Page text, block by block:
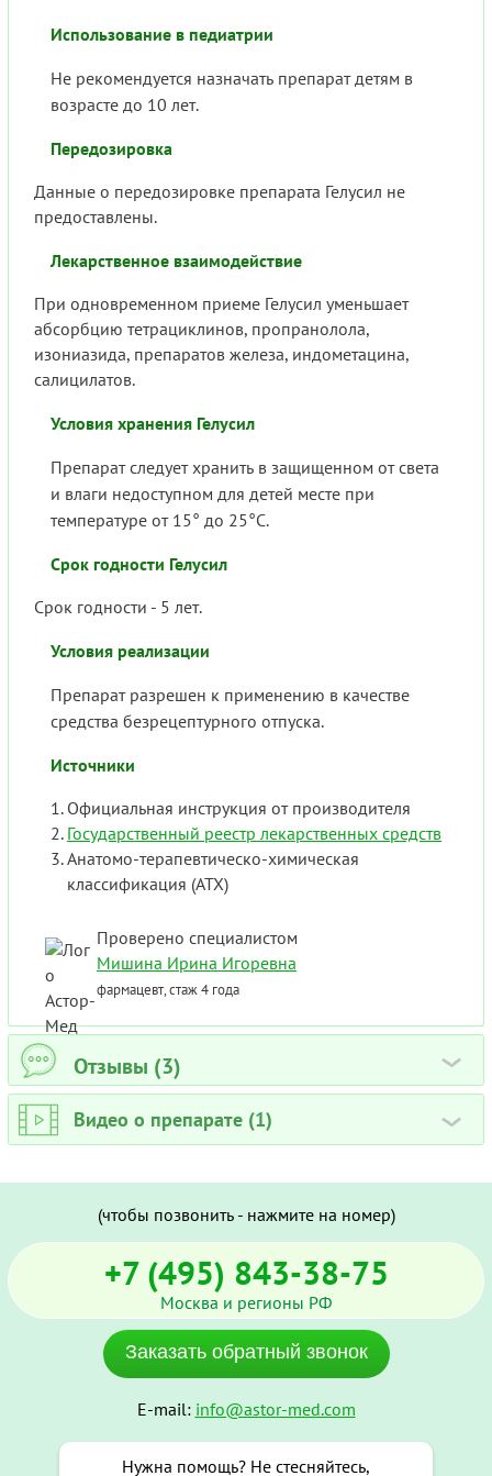
Использование в педиатрии
Не рекомендуется назначать препарат детям в
возрасте до 10 лет.
Передозировка
Данные о передозировке препарата Гелусил не
предоставлены.
Лекарственное взаимодействие
При одновременном приеме Гелусил уменьшает
абсорбцию тетрациклинов, пропранолола,
изониазида, препаратов железа, индометацина,
салицилатов.
Условия хранения Гелусил
Препарат следует хранить в защищенном от света
и влаги недоступном для детей месте при
температуре от 15° до 25°C.
Срок годности Гелусил
Срок годности - 5 лет.
Условия реализации
Препарат разрешен к применению в качестве
средства безрецептурного отпуска.
Источники
Официальная инструкция от производителя
Государственный реестр лекарственных средств
Анатомо-терапевтическо-химическая
классификация (ATX)
Проверено специалистом
Мишина Ирина Игоревна
фармацевт, стаж 4 года
Отзывы (3) ›
Видео о препарате (1) ›
(чтобы позвонить - нажмите на номер)
+7 (495) 843-38-75
Москва и регионы РФ
Заказать обратный звонок
E-mail: info@astor-med.com
Нужна помощь? Не стесняйтесь,